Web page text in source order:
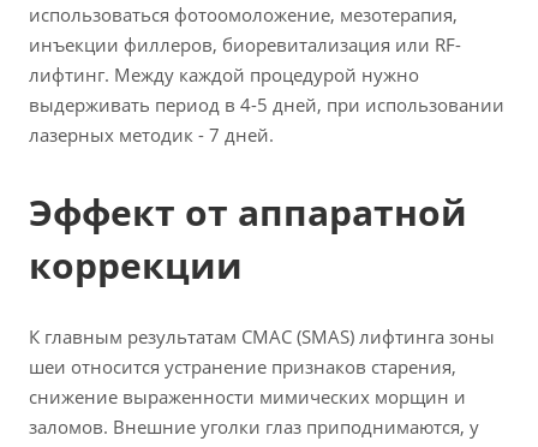
использоваться фотоомоложение, мезотерапия,
инъекции филлеров, биоревитализация или RF-
лифтинг. Между каждой процедурой нужно
выдерживать период в 4-5 дней, при использовании
лазерных методик - 7 дней.
Эффект от аппаратной
коррекции
К главным результатам СМАС (SMAS) лифтинга зоны
шеи относится устранение признаков старения,
снижение выраженности мимических морщин и
заломов. Внешние уголки глаз приподнимаются, у